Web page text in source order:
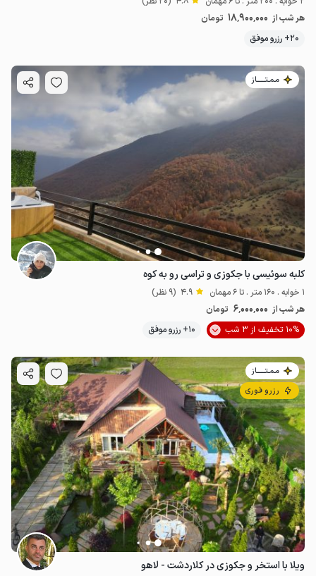
هر شب از 18٬900٬000 تومان
20+ رزرو موفق
مـمـتــــــاز
کلبه سوئیسی با جکوزی و تراسی رو به کوه
1 خوابه . 160 متر . تا 6 مهمان 4.9 (9 نظر)
هر شب از 6٬000٬000 تومان
10% تخفیف از 3 شب
10+ رزرو موفق
مـمـتــــــاز
رزرو فوری
ویلا با استخر و جکوزی در کلاردشت - لاهو